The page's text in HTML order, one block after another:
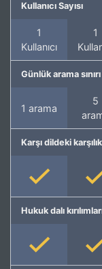
Kullanıcı Sayısı
1
Kullanıcı
1
Günlük arama sınırı
1 arama
5
Karşı dildeki
Hukuk dalı